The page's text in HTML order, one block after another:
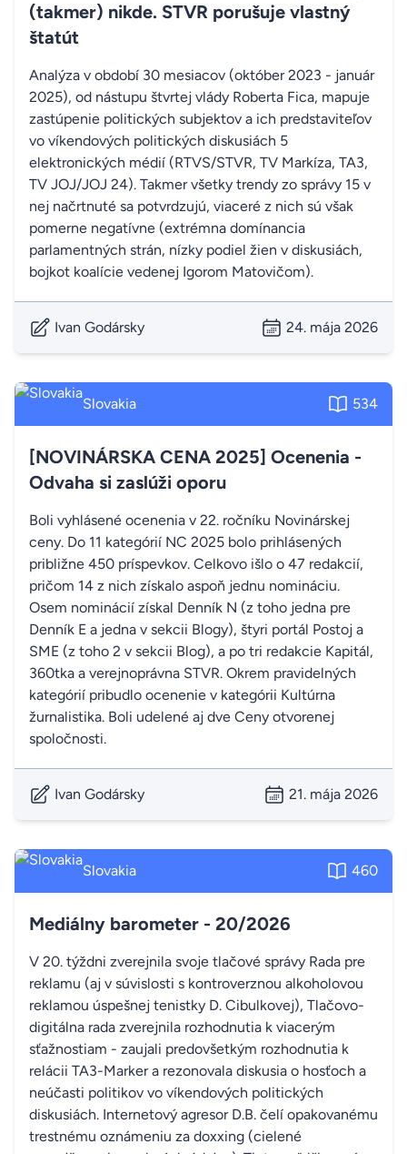
(takmer) nikde. STVR porušuje vlastný
štatút
Analýza v období 30 mesiacov (október 2023 - január
2025), od nástupu štvrtej vlády Roberta Fica, mapuje
zastúpenie politických subjektov a ich predstaviteľov
vo víkendových politických diskusiách 5
elektronických médií (RTVS/STVR, TV Markíza, TA3,
TV JOJ/JOJ 24). Takmer všetky trendy zo správy 15 v
nej načrtnuté sa potvrdzujú, viaceré z nich sú však
pomerne negatívne (extrémna domínancia
parlamentných strán, nízky podiel žien v diskusiách,
bojkot koalície vedenej Igorom Matovičom).
Ivan Godársky 24. mája 2026
Slovakia 534
[NOVINÁRSKA CENA 2025] Ocenenia -
Odvaha si zaslúži oporu
Boli vyhlásené ocenenia v 22. ročníku Novinárskej
ceny. Do 11 kategórií NC 2025 bolo prihlásených
približne 450 príspevkov. Celkovo išlo o 47 redakcií,
pričom 14 z nich získalo aspoň jednu nomináciu.
Osem nominácií získal Denník N (z toho jedna pre
Denník E a jedna v sekcii Blogy), štyri portál Postoj a
SME (z toho 2 v sekcii Blog), a po tri redakcie Kapitál,
360tka a verejnoprávna STVR. Okrem pravidelných
kategórií pribudlo ocenenie v kategórii Kultúrna
žurnalistika. Boli udelené aj dve Ceny otvorenej
spoločnosti.
Ivan Godársky 21. mája 2026
Slovakia 460
Mediálny barometer - 20/2026
V 20. týždni zverejnila svoje tlačové správy Rada pre
reklamu (aj v súvislosti s kontroverznou alkoholovou
reklamou úspešnej tenistky D. Cibulkovej), Tlačovo-
digitálna rada zverejnila rozhodnutia k viacerým
sťažnostiam - zaujali predovšetkým rozhodnutia k
relácii TA3-Marker a rezonovala diskusia o hosťoch a
neúčasti politikov vo víkendových politických
diskusiách. Internetový agresor D.B. čelí opakovanému
trestnému oznámeniu za doxxing (cielené